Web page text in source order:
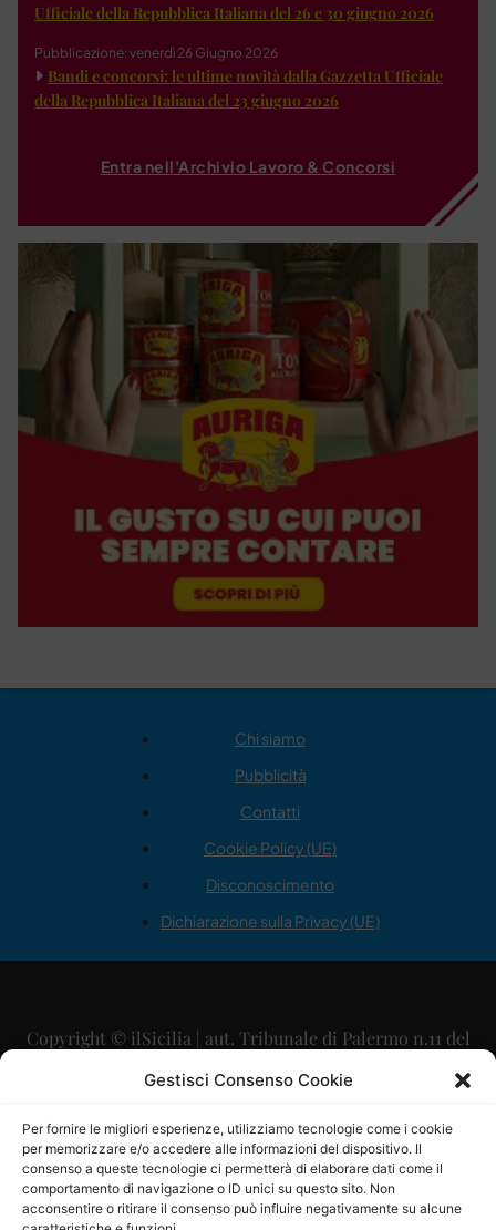
Gestisci Consenso Cookie
Per fornire le migliori esperienze, utilizziamo tecnologie come i cookie
per memorizzare e/o accedere alle informazioni del dispositivo. Il
consenso a queste tecnologie ci permetterà di elaborare dati come il
comportamento di navigazione o ID unici su questo sito. Non
acconsentire o ritirare il consenso può influire negativamente su alcune
Ufficiale della Repubblica Italiana del 26 e 30 giugno 2026
Pubblicazione: venerdì 26 Giugno 2026
Bandi e concorsi: le ultime novità dalla Gazzetta Ufficiale
della Repubblica Italiana del 23 giugno 2026
Entra nell'Archivio Lavoro & Concorsi
Chi siamo
Pubblicità
Contatti
Cookie Policy (UE)
Disconoscimento
Dichiarazione sulla Privacy (UE)
Copyright © ilSicilia | aut. Tribunale di Palermo n.11 del
29/09/2015
Direttore Editoriale: Maurizio Scaglione
Direttore Responsabile: Maria Calabrese